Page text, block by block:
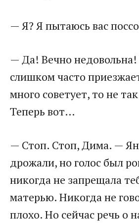
— Я? Я пытаюсь вас
— Да! Вечно недовольна!
слишком часто
много советует, то не
Теперь вот…
— Стоп. Стоп, Дима. —
дрожали, но голос был
никогда не запрещала
матерью. Никогда не
плохо. Но сейчас речь о